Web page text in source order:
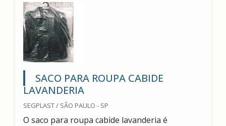
SACO PARA ROUPA CABIDE
LAVANDERIA
SEGPLAST / SÃO PAULO - SP
O saco para roupa cabide lavanderia é